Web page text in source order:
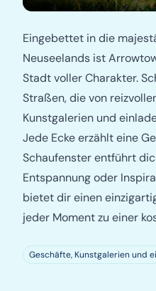
Eingebettet in die
Neuseelands ist
Stadt voller Charakter.
Straßen, die von
Kunstgalerien und
Jede Ecke erzählt eine
Schaufenster entführt
Entspannung oder
bietet dir einen
jeder Moment zu einer
Geschäfte, Kunstgalerien und